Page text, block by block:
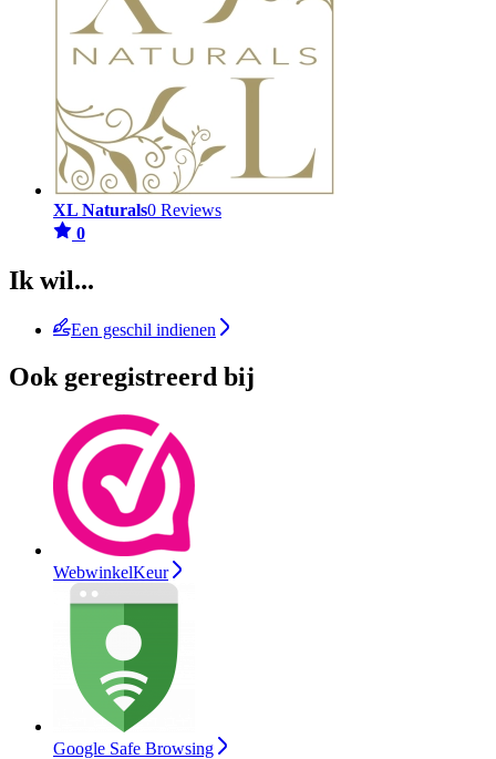
XL Naturals0 Reviews
0
Ik wil...
Een geschil indienen
Ook geregistreerd bij
WebwinkelKeur
Google Safe Browsing